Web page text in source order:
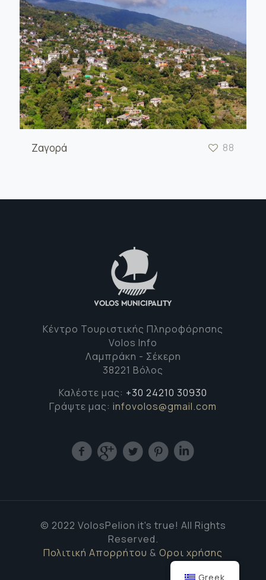
Ζαγορά 88
Κέντρο Τουριστικής Πληροφόρησης
Volos Info
Λαμπράκη - Σέκερη
38221 Βόλος
Καλέστε μας: +30 24210 30930
Γράψτε μας: infovolos@gmail.com
© 2022 VolosPelion it's true! All Rights
Reserved.
Πολιτική Απορρήτου & Οροι χρήσης
Greek